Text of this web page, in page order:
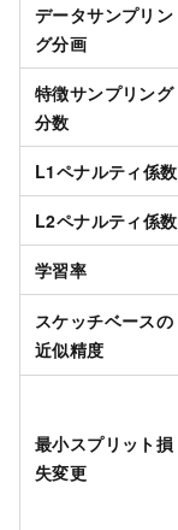
データサンプリン
グ分画
特徴サンプリング
分数
L1ペナルティ係数
L2ペナルティ係数
学習率
スケッチベースの
近似精度
最小スプリット損
失変更